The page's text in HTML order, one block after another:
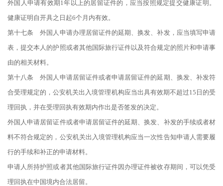
外国人申请有效期1年以上的居留证件的，应当按照规定提交健康证明。
健康证明自开具之日起6个月内有效。
第十七条 外国人申请办理居留证件的延期、换发、补发，应当填写申请
表，提交本人的护照或者其他国际旅行证件以及符合规定的照片和申请事
由的相关材料。
第十八条 外国人申请居留证件或者申请居留证件的延期、换发、补发符
合受理规定的，公安机关出入境管理机构应当出具有效期不超过15日的受
理回执，并在受理回执有效期内作出是否签发的决定。
外国人申请居留证件或者申请居留证件的延期、换发、补发的手续或者材
料不符合规定的，公安机关出入境管理机构应当一次性告知申请人需要履
行的手续和补正的申请材料。
申请人所持护照或者其他国际旅行证件因办理证件被收存期间，可以凭受
理回执在中国境内合法居留。